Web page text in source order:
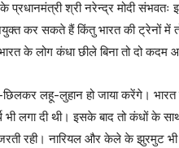
प्रधानमंत्री श्री नरेन्द्र मोदी
कर सकते हैं किंतु भारत की ट्रेनों में
के लोग कंधा छीले बिना तो दो
लहू-लुहान हो जाया करेंगे।
भी लगा दी थी। इसके बाद तो कंधों के
रही। नारियल और केले के झुरमुट भी